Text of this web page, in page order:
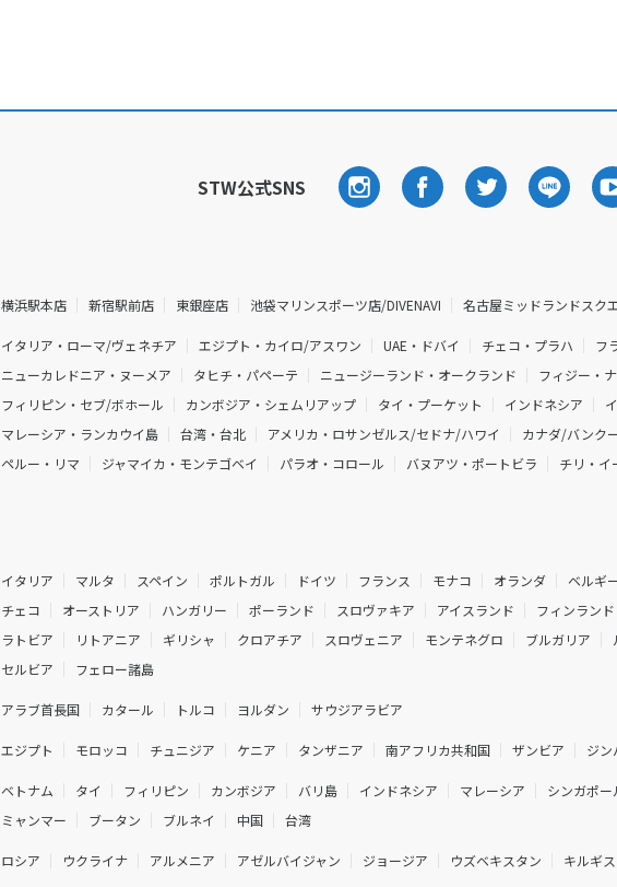
STW公式SNS
横浜駅本店 新宿駅前店 東銀座店 池袋マリンスポーツ店/DIVENAVI 名古屋ミッドランドスク
イタリア・ローマ/ヴェネチア エジプト・カイロ/アスワン UAE・ドバイ チェコ・プラハ フ
ニューカレドニア・ヌーメア
タヒチ・パペーテ ニュージーランド・オークランド フィジー・
フィリピン・セブ/ボホール
カンボジア・シェムリアップ タイ・プーケット インドネシア
マレーシア・ランカウイ島
台湾・台北 アメリカ・ロサンゼルス/セドナ/ハワイ カナダ/バンク
ペルー・リマ
ジャマイカ・モンテゴベイ パラオ・コロール バヌアツ・ポートビラ チリ・イ
イタリア マルタ スペイン ポルトガル ドイツ フランス モナコ オランダ ベルギ
チェコ
オーストリア ハンガリー ポーランド スロヴァキア アイスランド フィンランド
ラトビア
リトアニア ギリシャ クロアチア スロヴェニア モンテネグロ ブルガリア
セルビア
フェロー諸島
アラブ首長国 カタール トルコ ヨルダン サウジアラビア
エジプト モロッコ チュニジア ケニア タンザニア 南アフリカ共和国 ザンビア ジン
ベトナム タイ フィリピン カンボジア バリ島 インドネシア マレーシア シンガポー
ミャンマー
ブータン ブルネイ 中国 台湾
ロシア ウクライナ アルメニア アゼルバイジャン ジョージア ウズベキスタン キルギス